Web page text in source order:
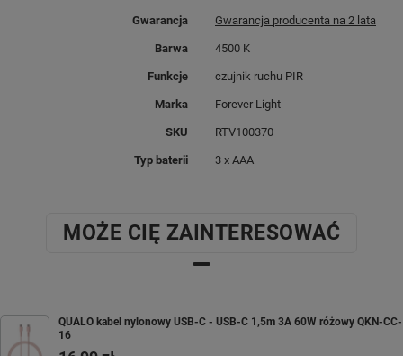
Gwarancja Gwarancja producenta na 2 lata
Barwa 4500 K
Funkcje czujnik ruchu PIR
Marka Forever Light
SKU RTV100370
Typ baterii 3 x AAA
MOŻE CIĘ ZAINTERESOWAĆ
QUALO kabel nylonowy USB-C - USB-C 1,5m 3A 60W różowy QKN-CC-
16